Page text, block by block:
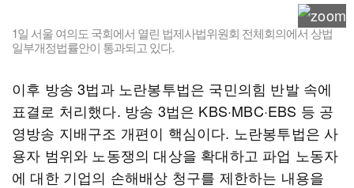
1일 서울 여의도 국회에서 열린 법제사법위원회 전체회의에서 상법
일부개정법률안이 통과되고 있다.
이후 방송 3법과 노란봉투법은 국민의힘 반발 속에
표결로 처리했다. 방송 3법은 KBS·MBC·EBS 등 공
영방송 지배구조 개편이 핵심이다. 노란봉투법은 사
용자 범위와 노동쟁의 대상을 확대하고 파업 노동자
에 대한 기업의 손해배상 청구를 제한하는 내용을